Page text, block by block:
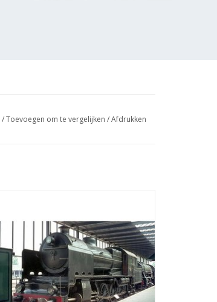
/Toevoegen om te vergelijken /Afdrukken
(29.00.105)
TOEVOEGEN AAN WINKELWAGEN